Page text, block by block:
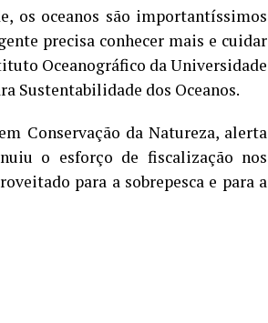
os oceanos são importantíssimos
precisa conhecer mais e cuidar
Oceanográfico da Universidade
Sustentabilidade dos Oceanos.
Conservação da Natureza, alerta
o esforço de fiscalização nos
para a sobrepesca e para a